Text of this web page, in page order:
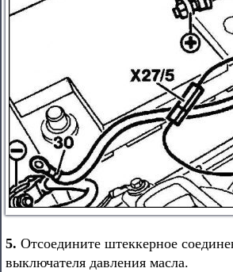
5. Отсоедините штеккерное
выключателя давления масла.